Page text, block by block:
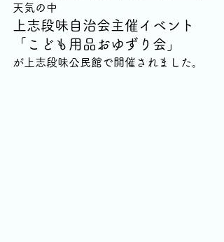
天気の中
上志段味自治会主催イベント
「こども用品おゆずり会」
が上志段味公民館で開催されました。